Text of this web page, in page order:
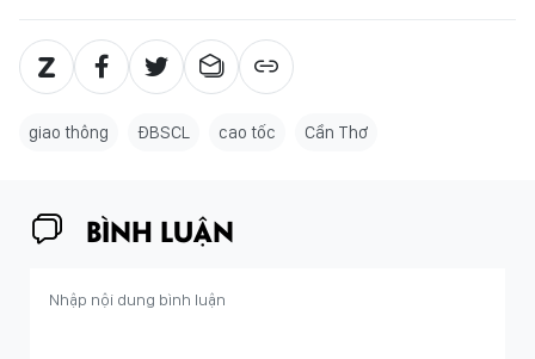
giao thông ĐBSCL cao tốc Cần Thơ
BÌNH LUẬN